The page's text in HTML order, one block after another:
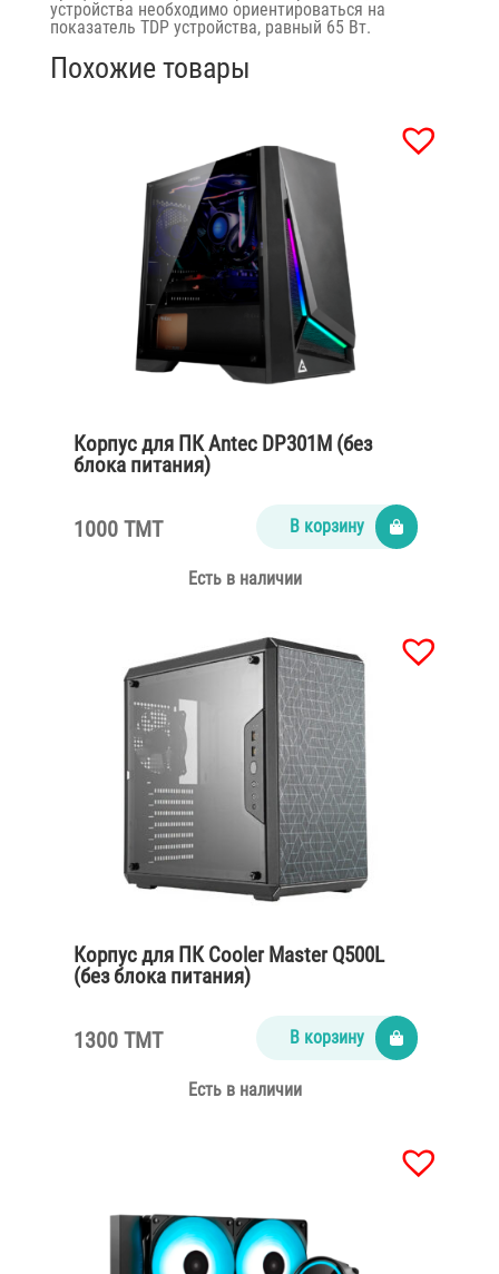
устройства необходимо ориентироваться на
показатель TDP устройства, равный 65 Вт.
Похожие товары
Корпус для ПК Antec DP301M (без
блока питания)
1000 TMT В корзину
Есть в наличии
Корпус для ПК Cooler Master Q500L
(без блока питания)
1300 TMT В корзину
Есть в наличии